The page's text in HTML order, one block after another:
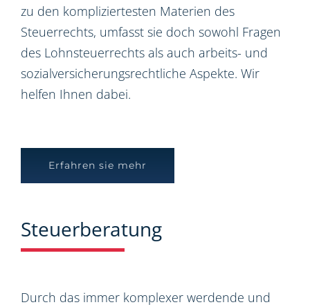
zu den kompliziertesten Materien des
Steuerrechts, umfasst sie doch sowohl Fragen
des Lohnsteuerrechts als auch arbeits- und
sozialversicherungsrechtliche Aspekte. Wir
helfen Ihnen dabei.
Erfahren sie mehr
Steuerberatung
Durch das immer komplexer werdende und